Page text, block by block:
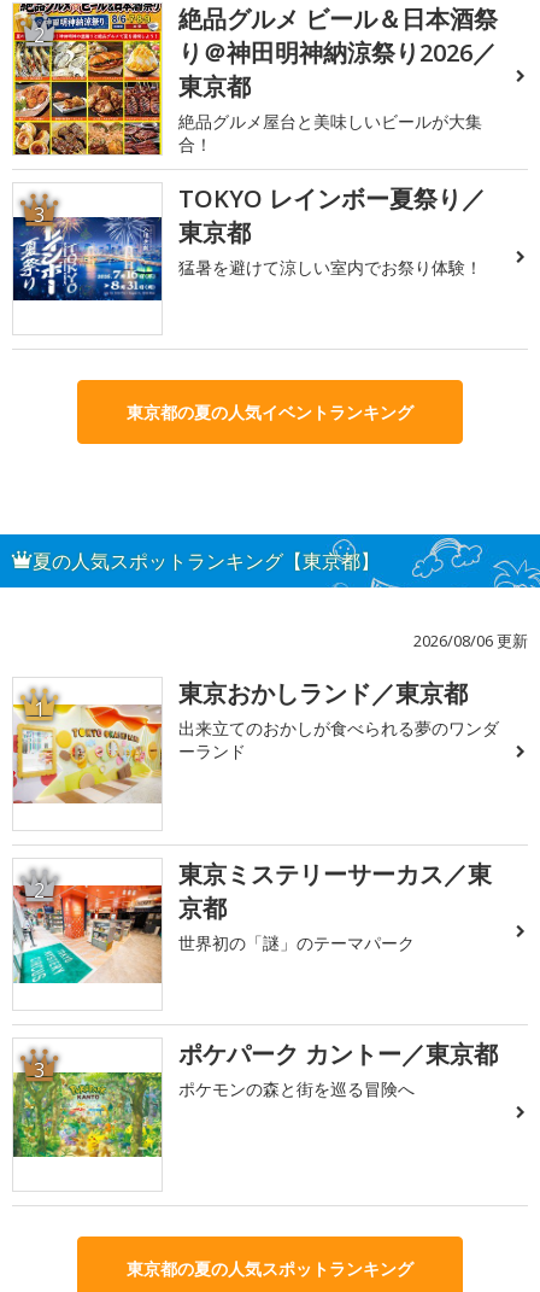
2
絶品グルメ ビール＆日本酒祭
り＠神田明神納涼祭り2026／
東京都
絶品グルメ屋台と美味しいビールが大集
合！
3
TOKYO レインボー夏祭り／
東京都
猛暑を避けて涼しい室内でお祭り体験！
東京都の夏の人気イベントランキング
夏の人気スポットランキング【東京都】
2026/08/06 更新
1 東京おかしランド／東京都
出来立てのおかしが食べられる夢のワンダ
ーランド
2
東京ミステリーサーカス／東
京都
世界初の「謎」のテーマパーク
3 ポケパーク カントー／東京都
ポケモンの森と街を巡る冒険へ
東京都の夏の人気スポットランキング